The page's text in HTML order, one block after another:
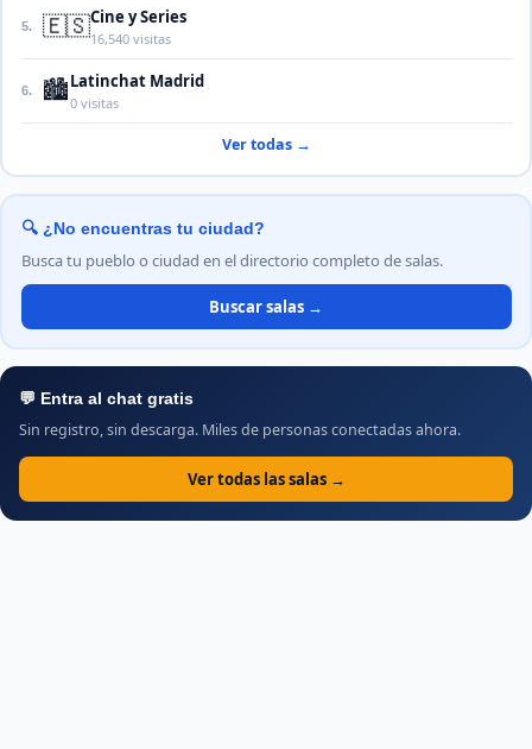
5. 🇪🇸Cine y Series
16,540 visitas
6. 🏙️Latinchat Madrid
0 visitas
Ver todas →
🔍 ¿No encuentras tu ciudad?
Busca tu pueblo o ciudad en el directorio completo de salas.
Buscar salas →
💬 Entra al chat gratis
Sin registro, sin descarga. Miles de personas conectadas ahora.
Ver todas las salas →